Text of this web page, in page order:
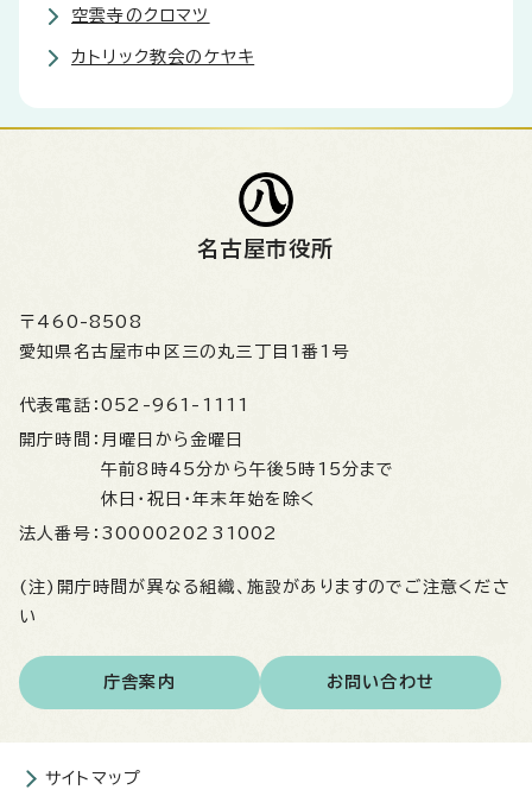
空雲寺のクロマツ
カトリック教会のケヤキ
名古屋市役所
〒460-8508
愛知県名古屋市中区三の丸三丁目1番1号
代表電話： 052-961-1111
開庁時間： 月曜日から金曜日
午前8時45分から午後5時15分まで
休日・祝日・年末年始を除く
法人番号： 3000020231002
(注)開庁時間が異なる組織、施設がありますのでご注意くださ
い
庁舎案内 お問い合わせ
サイトマップ